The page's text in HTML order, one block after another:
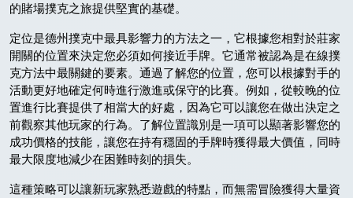
的賭場撲克之旅提供堅實的基礎。
定位是德州撲克中最具影響力的方法之一，它根據您相對於莊家
開關的位置來決定您必須如何接近手牌。它通常被認為是在線撲
克方法中最關鍵的要素。通過了解您的位置，您可以根據對手的
活動更好地確定何時進行激進或保守的比賽。例如，從較晚的位
置進行比賽提供了相當大的好處，因為它可以讓您在做出決定之
前觀察其他玩家的行為。了解位置識別是一項可以顯著影響您的
成功價格的技能，讓您在持有穩固的手牌時獲得最大價值，同時
最大限度地減少在困難時刻的損失。
這種策略可以讓新玩家熟悉遊戲的特點，而無需冒險獲得大量資